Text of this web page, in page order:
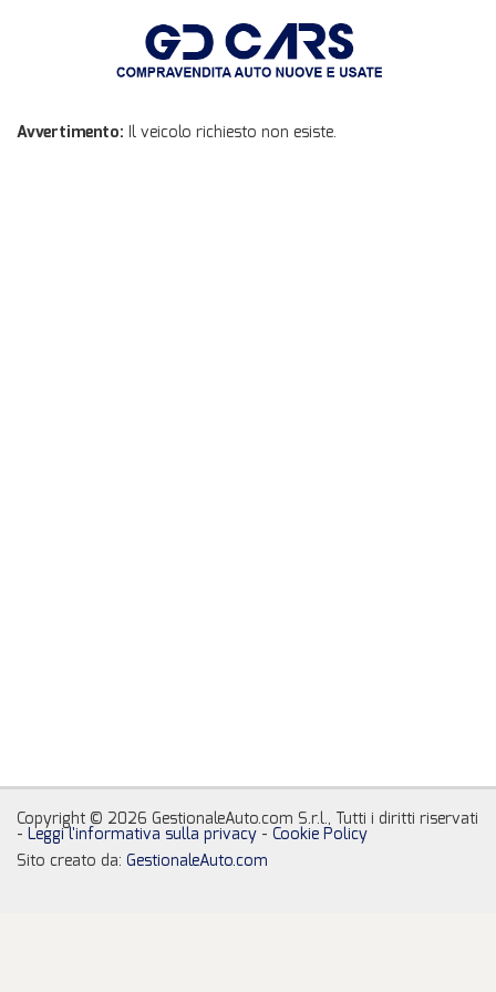
Avvertimento: Il veicolo richiesto non esiste.
Copyright © 2026 GestionaleAuto.com S.r.l., Tutti i diritti riservati
- Leggi l'informativa sulla privacy - Cookie Policy
Sito creato da: GestionaleAuto.com